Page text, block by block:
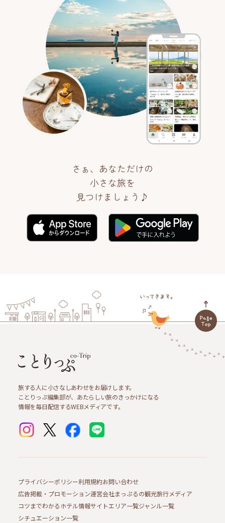
さぁ、あなただけの
小さな旅を
見つけましょう♪
旅する人に小さなしあわせをお届けします。
ことりっぷ編集部が、あたらしい旅のきっかけになる
情報を毎日配信するWEBメディアです。
プライバシーポリシー利用規約お問い合わせ
広告掲載・プロモーション運営会社まっぷるの観光旅行メディア
コツまでわかるホテル情報サイトエリア一覧ジャンル一覧
シチュエーション一覧